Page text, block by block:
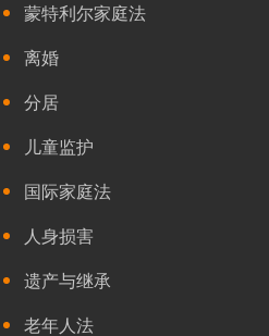
蒙特利尔家庭法
离婚
分居
儿童监护
国际家庭法
人身损害
遗产与继承
老年人法